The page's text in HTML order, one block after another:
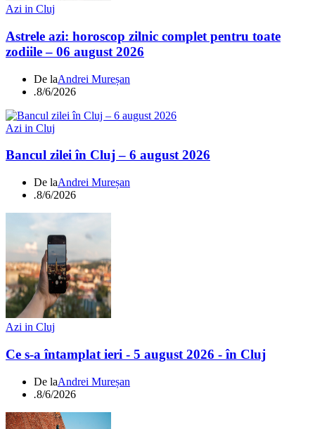
Azi in Cluj
Astrele azi: horoscop zilnic complet pentru toate
zodiile – 06 august 2026
De laAndrei Mureșan
.8/6/2026
Azi in Cluj
Bancul zilei în Cluj – 6 august 2026
De laAndrei Mureșan
.8/6/2026
Azi in Cluj
Ce s-a întamplat ieri - 5 august 2026 - în Cluj
De laAndrei Mureșan
.8/6/2026